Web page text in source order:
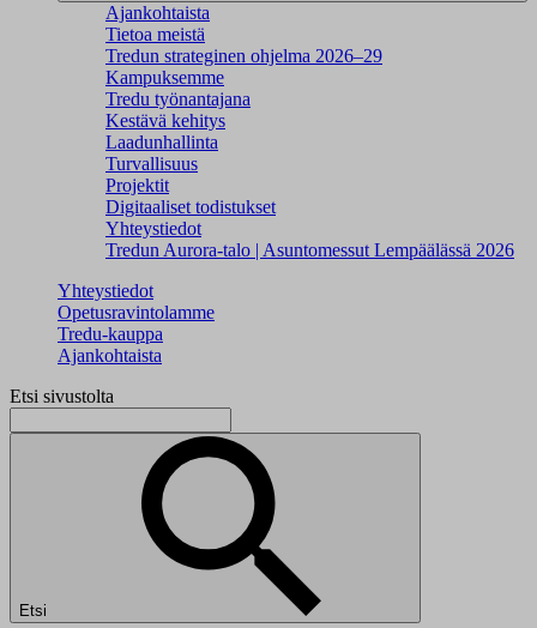
Ajankohtaista
Tietoa meistä
Tredun strateginen ohjelma 2026–29
Kampuksemme
Tredu työnantajana
Kestävä kehitys
Laadunhallinta
Turvallisuus
Projektit
Digitaaliset todistukset
Yhteystiedot
Tredun Aurora-talo | Asuntomessut Lempäälässä 2026
Yhteystiedot
Opetusravintolamme
Tredu-kauppa
Ajankohtaista
Etsi sivustolta
Etsi